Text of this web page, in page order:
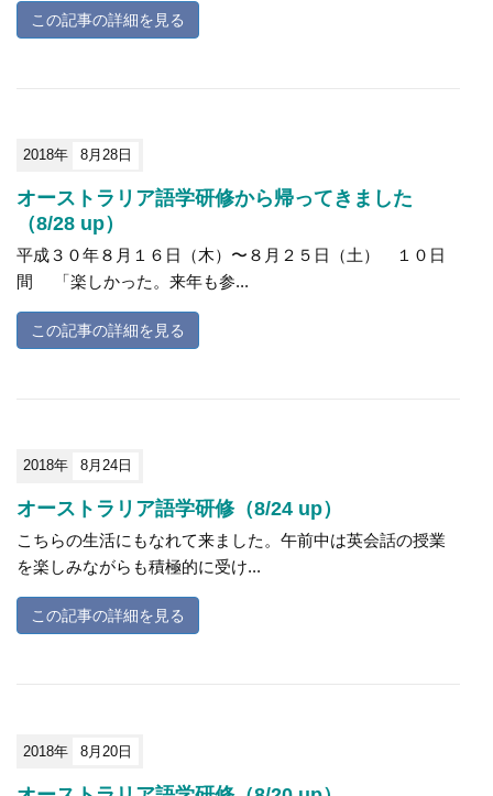
この記事の詳細を見る
2018年 8月28日
オーストラリア語学研修から帰ってきました
（8/28 up）
平成３０年８月１６日（木）〜８月２５日（土） １０日
間 「楽しかった。来年も参...
この記事の詳細を見る
2018年 8月24日
オーストラリア語学研修（8/24 up）
こちらの生活にもなれて来ました。午前中は英会話の授業
を楽しみながらも積極的に受け...
この記事の詳細を見る
2018年 8月20日